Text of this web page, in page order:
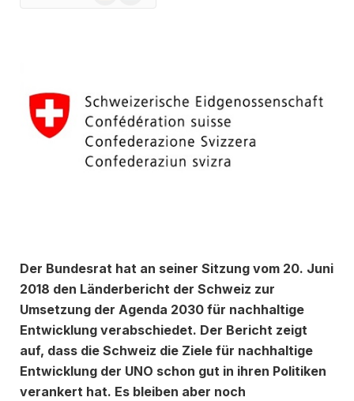
Der Bundesrat hat an seiner Sitzung vom 20. Juni
2018 den Länderbericht der Schweiz zur
Umsetzung der Agenda 2030 für nachhaltige
Entwicklung verabschiedet. Der Bericht zeigt
auf, dass die Schweiz die Ziele für nachhaltige
Entwicklung der UNO schon gut in ihren Politiken
verankert hat. Es bleiben aber noch